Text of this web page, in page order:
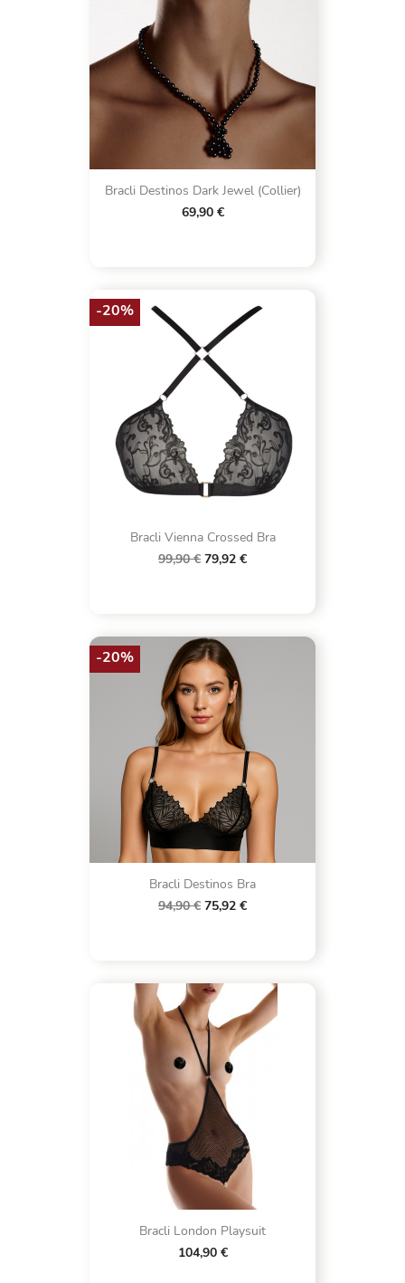
Bracli Destinos Dark Jewel (Collier)
69,90 €
Bracli Vienna Crossed Bra
99,90 € 79,92 €
-20%
Bracli Destinos Bra
94,90 € 75,92 €
-20%
Bracli London Playsuit
104,90 €